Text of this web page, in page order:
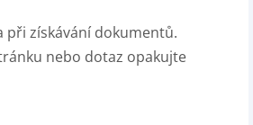
při získávání dokumentů.
nebo dotaz opakujte